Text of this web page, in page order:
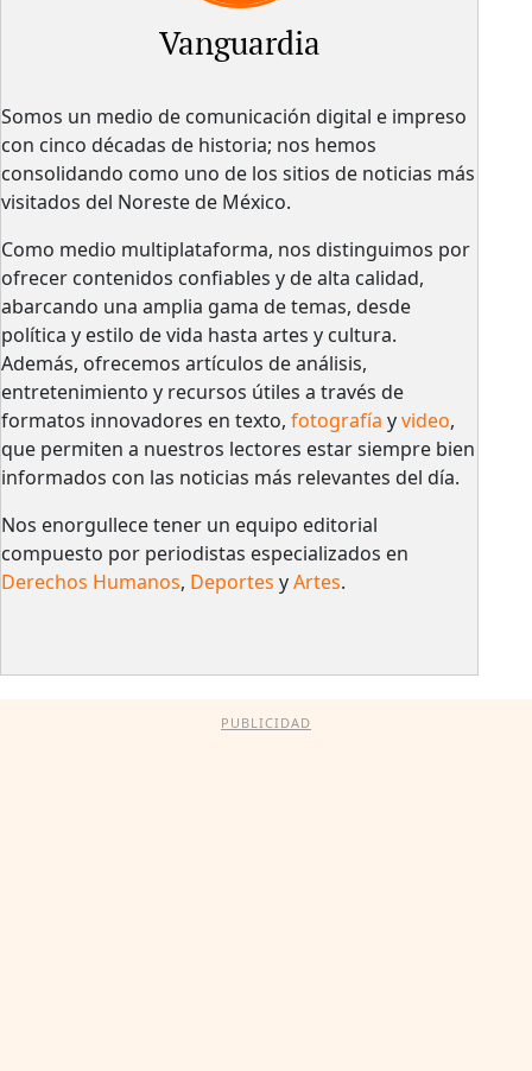
Vanguardia
Somos un medio de comunicación digital e impreso
con cinco décadas de historia; nos hemos
consolidando como uno de los sitios de noticias más
visitados del Noreste de México.
Como medio multiplataforma, nos distinguimos por
ofrecer contenidos confiables y de alta calidad,
abarcando una amplia gama de temas, desde
política y estilo de vida hasta artes y cultura.
Además, ofrecemos artículos de análisis,
entretenimiento y recursos útiles a través de
formatos innovadores en texto, fotografía yvideo,
que permiten a nuestros lectores estar siempre bien
informados con las noticias más relevantes del día.
Nos enorgullece tener un equipo editorial
compuesto por periodistas especializados en
Derechos Humanos, Deportes yArtes.
PUBLICIDAD